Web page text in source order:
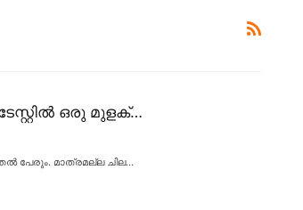
ഒരു മുളക്…
പേരും. മാത്രമല്ല ചില…